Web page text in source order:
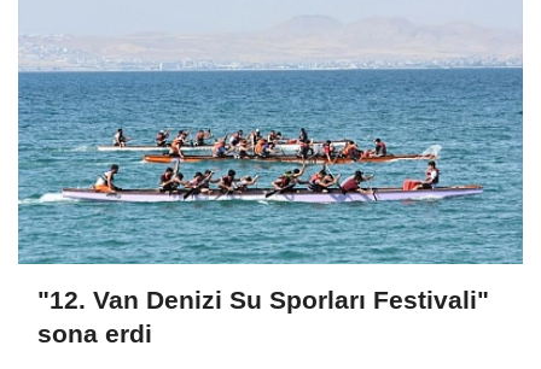
"12. Van Denizi Su Sporları Festivali"
sona erdi